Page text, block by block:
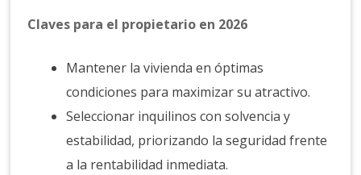
Claves para el propietario en 2026
Mantener la vivienda en óptimas
condiciones para maximizar su atractivo.
Seleccionar inquilinos con solvencia y
estabilidad, priorizando la seguridad frente
a la rentabilidad inmediata.